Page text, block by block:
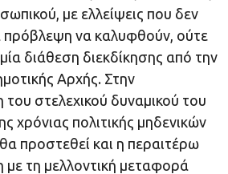
με ελλείψεις που δεν
πρόβλεψη να καλυφθούν, ούτε
διάθεση διεκδίκησης από την
Αρχής. Στην
στελεχικού δυναμικού του
χρόνιας πολιτικής μηδενικών
προστεθεί και η περαιτέρω
τη μελλοντική μεταφορά